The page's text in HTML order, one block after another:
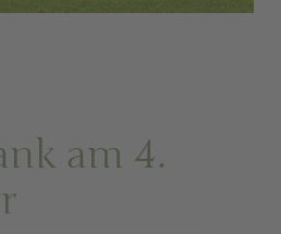
am 4.